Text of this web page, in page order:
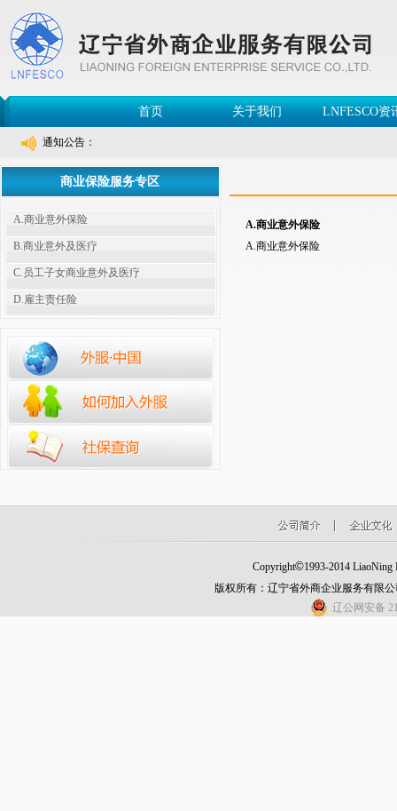
首页 关于我们 LNFESCO资
通知公告：
商业保险服务专区
A.商业意外保险
B.商业意外及医疗
C.员工子女商业意外及医疗
D.雇主责任险
A.商业意外保险
A.商业意外保险
Copyright©1993-2014 LiaoNing
版权所有：辽宁省外商企业服务有限
辽公网安备